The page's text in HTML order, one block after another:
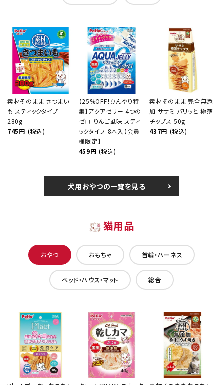
素材そのまま さつまい
も スティックタイプ
280g
745円 (税込)
【25%OFF！ひんやり特
集】アクアゼリー 4つの
ゼロ りんご風味 スティ
ックタイプ 8本入【会員
様限定】
459円 (税込)
素材そのまま 完全無添
加 ササミ パリッと 極薄
チップス 50g
437円 (税込)
犬用おやつの一覧を見る
猫用品
おやつ おもちゃ 首輪・ハーネス
ベッド・ハウス・マット 総合